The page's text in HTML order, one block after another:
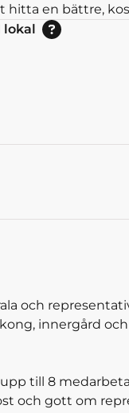
hitta en bättre,
lokal
momsbefriad.<br/>Ja:
och
innergård
till 8
och gott om